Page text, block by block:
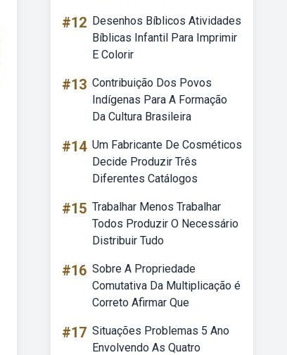
#12 Desenhos Bíblicos Atividades
Bíblicas Infantil Para Imprimir
E Colorir
#13 Contribuição Dos Povos
Indígenas Para A Formação
Da Cultura Brasileira
#14 Um Fabricante De Cosméticos
Decide Produzir Três
Diferentes Catálogos
#15 Trabalhar Menos Trabalhar
Todos Produzir O Necessário
Distribuir Tudo
#16 Sobre A Propriedade
Comutativa Da Multiplicação é
Correto Afirmar Que
#17 Situações Problemas 5 Ano
Envolvendo As Quatro